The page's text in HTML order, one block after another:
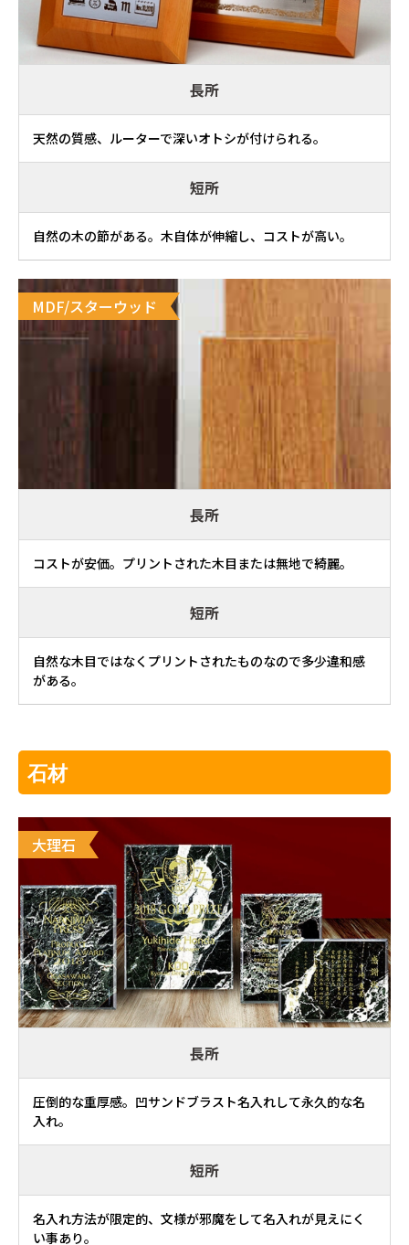
長所
天然の質感、ルーターで深いオトシが付けられる。
短所
自然の木の節がある。木自体が伸縮し、コストが高い。
MDF/スターウッド
長所
コストが安価。プリントされた木目または無地で綺麗。
短所
自然な木目ではなくプリントされたものなので多少違和感
がある。
石材
大理石
長所
圧倒的な重厚感。凹サンドブラスト名入れして永久的な名
入れ。
短所
名入れ方法が限定的、文様が邪魔をして名入れが見えにく
い事あり。